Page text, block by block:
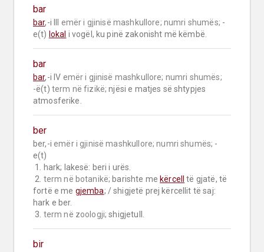
bar
bar,-i III emër i gjinisë mashkullore; numri shumës; -
e(t) lokal i vogël, ku pinë zakonisht më këmbë.
bar
bar,-i IV emër i gjinisë mashkullore; numri shumës;
-ë(t) term në fizikë; njësi e matjes së shtypjes
atmosferike.
ber
ber,-i emër i gjinisë mashkullore; numri shumës; -
e(t)
2. term në botanikë; barishte me kërcell
të gjatë, të
fortë e me gjemba; / shigjetë prej kërcellit të saj:
hark e ber.
3. term në zoologji; shigjetull.
bir